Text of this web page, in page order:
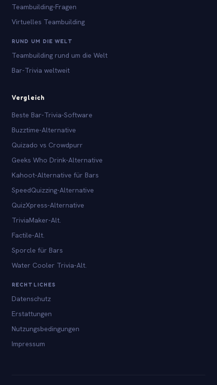
Teambuilding-Fragen
Virtuelles Teambuilding
RUND UM DIE WELT
Teambuilding rund um die Welt
Bar-Trivia weltweit
Vergleich
Beste Bar-Trivia-Software
Buzztime-Alternative
Quizado vs Crowdpurr
Geeks Who Drink-Alternative
Kahoot-Alternative für Bars
SpeedQuizzing-Alternative
QuizXpress-Alternative
TriviaMaker-Alt.
Factile-Alt.
Sporcle für Bars
Water Cooler Trivia-Alt.
RECHTLICHES
Datenschutz
Erstattungen
Nutzungsbedingungen
Impressum